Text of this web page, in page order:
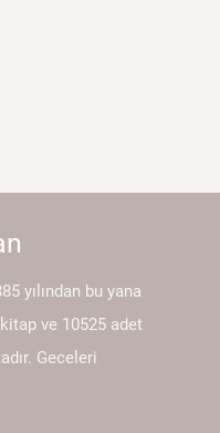
yılından bu yana
ve 10525 adet
Geceleri